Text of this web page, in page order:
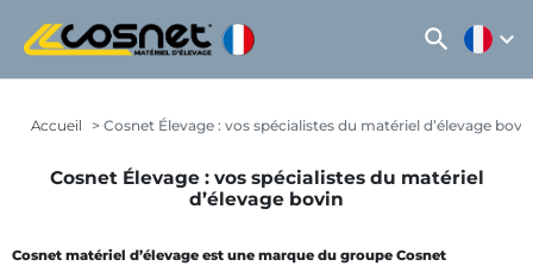
search expand_more
Accueil Cosnet Élevage : vos spécialistes du matériel d’élevage
Cosnet Élevage : vos spécialistes du matériel
d’élevage bovin
Cosnet matériel d’élevage est une marque du groupe Cosnet